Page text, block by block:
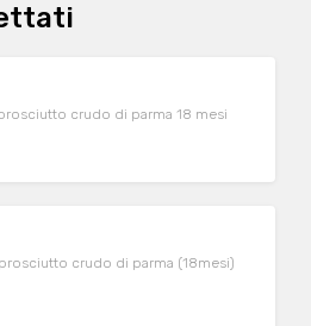
crudo di parma 18 mesi
crudo di parma (18mesi)